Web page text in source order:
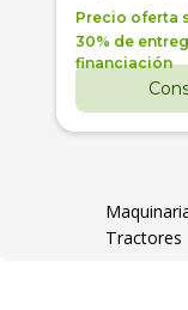
Precio oferta
30% de
financiación
Tractores